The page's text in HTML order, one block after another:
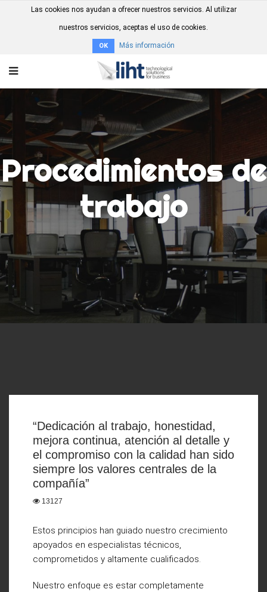
Las cookies nos ayudan a ofrecer nuestros servicios. Al utilizar
nuestros servicios, aceptas el uso de cookies.
OK Más información
Procedimientos de
trabajo
“Dedicación al trabajo, honestidad,
mejora continua, atención al detalle y
el compromiso con la calidad han sido
siempre los valores centrales de la
compañía”
13127
Estos principios han guiado nuestro crecimiento
apoyados en especialistas técnicos,
comprometidos y altamente cualificados.
Nuestro enfoque es estar completamente